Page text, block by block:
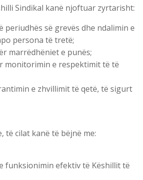
Sindikal kanë njoftuar zyrtarisht:
së grevës dhe ndalimin e
persona të tretë;
marrëdhëniet e punës;
monitorimin e respektimit të të
e zhvillimit të qetë, të sigurt
cilat kanë të bëjnë me:
funksionimin efektiv të Këshillit të